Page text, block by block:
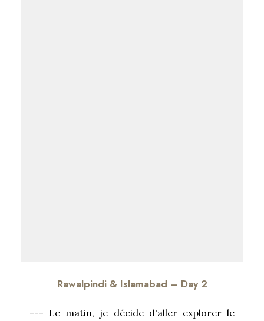
Rawalpindi & Islamabad – Day 2
--- Le matin, je décide d'aller explorer le